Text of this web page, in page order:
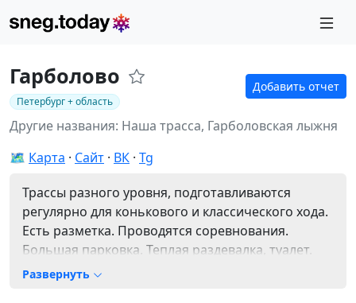
Гарболово
Петербург + область
Добавить отчет
Другие названия: Наша трасса, Гарболовская лыжня
🗺️ Карта Сайт ВК Tg
Трассы разного уровня, подготавливаются
регулярно для конькового и классического хода.
Есть разметка. Проводятся соревнования.
Большая парковка. Теплая раздевалка, туалет.
Тел. +7 (911) 242-91-61
Развернуть